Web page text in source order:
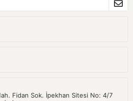
Fidan Sok. İpekhan Sitesi No: 4/7